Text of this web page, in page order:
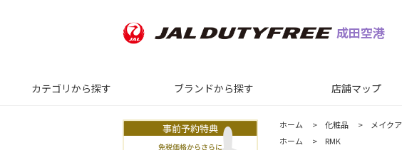
成田空港
カテゴリから探す ブランドから探す 店舗マップ
ホーム > 化粧品 > メイク
ホーム
> RMK